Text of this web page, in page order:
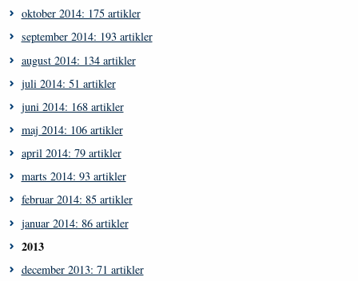
oktober 2014: 175 artikler
september 2014: 193 artikler
august 2014: 134 artikler
juli 2014: 51 artikler
juni 2014: 168 artikler
maj 2014: 106 artikler
april 2014: 79 artikler
marts 2014: 93 artikler
februar 2014: 85 artikler
januar 2014: 86 artikler
2013
december 2013: 71 artikler